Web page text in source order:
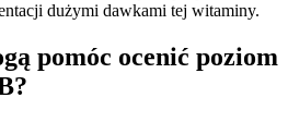
dużymi dawkami tej witaminy.
pomóc ocenić poziom